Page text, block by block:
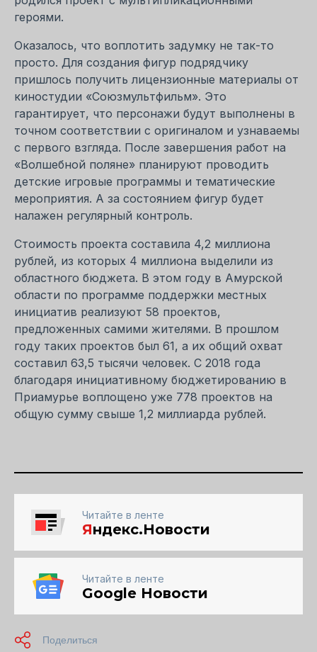
героями.
Оказалось, что воплотить задумку не так-то
просто. Для создания фигур подрядчику
пришлось получить лицензионные материалы от
киностудии «Союзмультфильм». Это
гарантирует, что персонажи будут выполнены в
точном соответствии с оригиналом и узнаваемы
с первого взгляда. После завершения работ на
«Волшебной поляне» планируют проводить
детские игровые программы и тематические
мероприятия. А за состоянием фигур будет
налажен регулярный контроль.
Стоимость проекта составила 4,2 миллиона
рублей, из которых 4 миллиона выделили из
областного бюджета. В этом году в Амурской
области по программе поддержки местных
инициатив реализуют 58 проектов,
предложенных самими жителями. В прошлом
году таких проектов был 61, а их общий охват
составил 63,5 тысячи человек. С 2018 года
благодаря инициативному бюджетированию в
Приамурье воплощено уже 778 проектов на
общую сумму свыше 1,2 миллиарда рублей.
Читайте в ленте
Яндекс.Новости
Читайте в ленте
Google Новости